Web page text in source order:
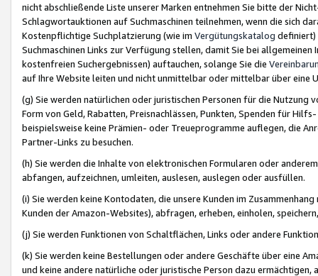
nicht abschließende Liste unserer Marken entnehmen Sie bitte der
Schlagwortauktionen auf Suchmaschinen teilnehmen, wenn die sich
Kostenpflichtige Suchplatzierung (wie im Vergütungskatalog definiert)
Suchmaschinen Links zur Verfügung stellen, damit Sie bei
kostenfreien Suchergebnissen) auftauchen, solange Sie die
auf Ihre Website leiten und nicht unmittelbar oder mittelbar über eine
(g) Sie werden natürlichen oder juristischen Personen für die Nutzung
Form von Geld, Rabatten, Preisnachlässen, Punkten, Spenden für
beispielsweise keine Prämien- oder Treueprogramme auflegen, die
Partner-Links zu besuchen.
(h) Sie werden die Inhalte von elektronischen Formularen oder
abfangen, aufzeichnen, umleiten, auslesen, auslegen oder ausfüllen.
(i) Sie werden keine Kontodaten, die unsere Kunden im
Kunden der Amazon-Websites), abfragen, erheben, einholen,
(j) Sie werden Funktionen von Schaltflächen, Links oder andere
(k) Sie werden keine Bestellungen oder andere Geschäfte über eine
und keine andere natürliche oder juristische Person dazu